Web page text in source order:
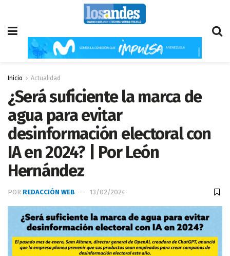
Inicio Actualidad
¿Será suficiente la marca de
agua para evitar
desinformación electoral con
IA en 2024? | Por León
Hernández
POR REDACCIÓN WEB 13/02/2024